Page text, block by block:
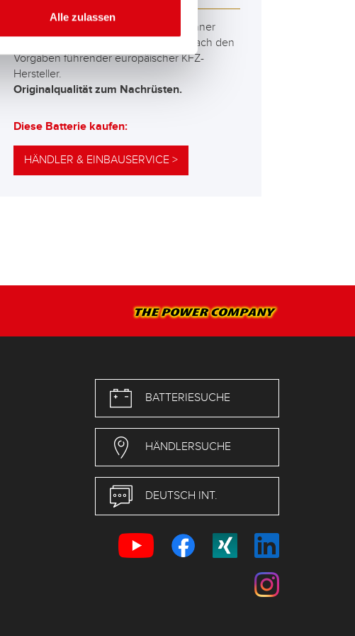
Alle zulassen
Die besten und leistungsfähigsten Banner
Batterien. Leistungsgesteigert exakt nach den
Vorgaben führender europäischer KFZ-
Hersteller.
Originalqualität zum Nachrüsten.
Diese Batterie kaufen:
HÄNDLER & EINBAUSERVICE >
BATTERIESUCHE
HÄNDLERSUCHE
DEUTSCH INT.